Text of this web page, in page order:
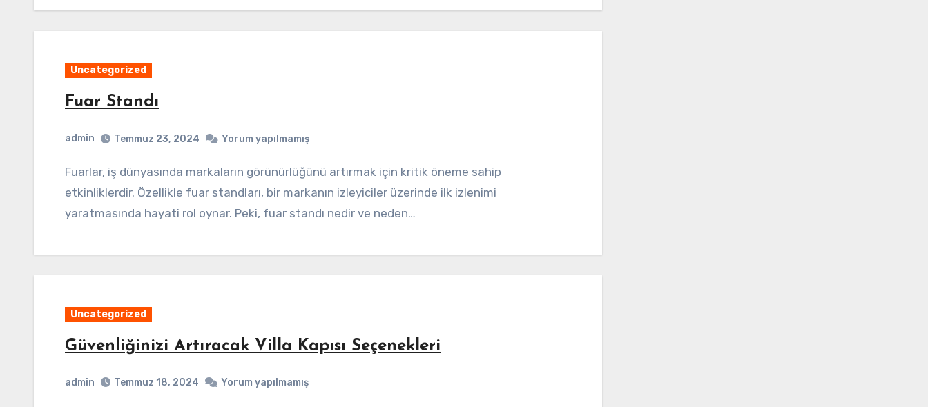
Uncategorized
Fuar Standı
admin Temmuz 23, 2024 Yorum yapılmamış
Fuarlar, iş dünyasında markaların görünürlüğünü artırmak için kritik öneme sahip
etkinliklerdir. Özellikle fuar standları, bir markanın izleyiciler üzerinde ilk izlenimi
yaratmasında hayati rol oynar. Peki, fuar standı nedir ve neden…
Uncategorized
Güvenliğinizi Artıracak Villa Kapısı Seçenekleri
admin Temmuz 18, 2024 Yorum yapılmamış